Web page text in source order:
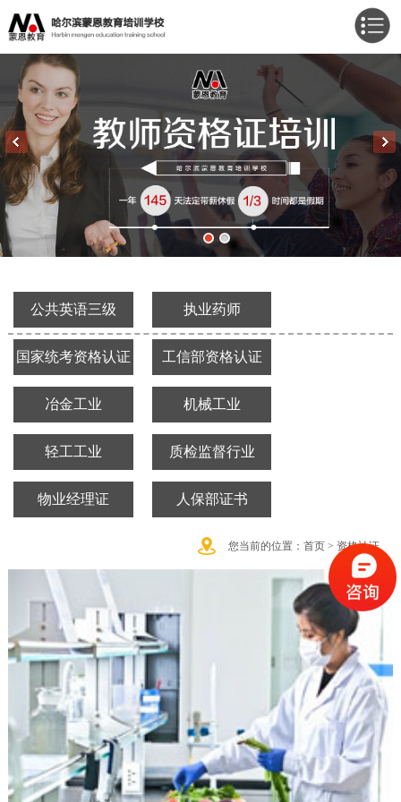
公共英语三级 执业药师
国家统考资格认证 工信部资格认证
冶金工业 机械工业
轻工工业 质检监督行业
物业经理证 人保部证书
您当前的位置：首页 > 资格认证